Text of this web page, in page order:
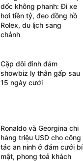
dốc không phanh: Đi xe
hơi tiền tỷ, đeo đồng hồ
Rolex, du lịch sang
chảnh
Cặp đôi đình đám
showbiz ly thân gấp sau
15 ngày cưới
Ronaldo và Georgina chi
hàng triệu USD cho công
tác an ninh ở đám cưới bí
mật, phong toả khách